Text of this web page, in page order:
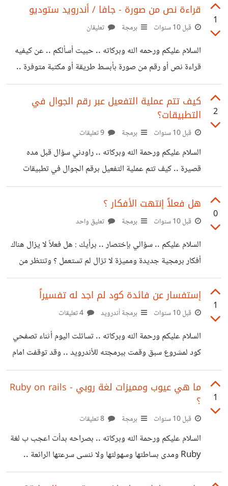
ستواجه من يحاول القيام بهذه الخطوة .. ك مثال وللتشبية فقط
.. ماذا لو حولنا موقع حسوب IO إلى تطبيق على أجهزة الهاتف ..
ستكون الصعوبات عند هذه النقطة .. وهل هي حقاً تستحق
التجربه ؟ أم
1
قراءة نص من صورة - جافا / أندرويد ستوديو
قبل 10 سنوات برمجة تعليقان
السلام عليكم ورحمه الله وبركاته .. حبيت أسألكم .. عن كيفيه
قراءة نص أو رقم من صورة بأبسط طريقة أو مكتبة متوفرة ..
قرأت بعض الشروح الأجنبيه ولكن إنجليزيتي ليست بذاك
المستوى الجيد حتى أفهمها جيداً .. لذا أتمنى منكم إفادتي .. !
2
كيف تتم عملية التفعيل عبر رقم الجوال في
التطبيقات؟
قبل 10 سنوات برمجة
السلام عليكم ورحمة الله وبركاته .. راودني سؤال قبل مده
قصيرة .. كيف تتم عملية التفعيل برقم الجوال في تطبيقات
الجوال .. ك مثال تطبيق تلقرام والواتس اب وبعض المواقع
العربية تتطلب التفعيل عبر الجوال .. وهي تتم عبر إرسال رمز
معين عبر الSMS لرقم الجوال ومن بعدها تدخل هذا الرقم في
؟ وهل هناك رسوم لإرسال رسائل التفعيل للمشتركين؟ أما أنها
خدمه مجانية من نوع ما!
0
هل فعلاً إنتهت الأفكار ؟
قبل 10 سنوات برمجة تعليق واحد
السلام عليكم .. سؤالي بإختصار .. برأيك : هل فعلاً لا يزال هناك
أفكار برمجية جديدة ومميزة لا تزال لم تستعمل ؟ وتنتظر من
يصل إليها وينفذها ؟ أم أن الأفكار النادرة والمميزة أصبح من
الصعب الحصول عليها و هذا سبب تكرار الأفكار في كل مكان ك
مثال متاجر التطبيقات .. أبحث وستجد الكثير والكثير من
ما شابه .. ما رأيك؟
1
إستفسار عن فائدة كود لم اجد له تفسيراً
قبل 10 سنوات برمجة أندرويد
السلام عليكم ورحمة الله وبركاته .. تسائلت اليوم أثناء تصفحي
كود لمشروع سبق وقمت ببرمجته للأندرويد .. وقد توقفت امام
هذا السطر وتسائلت عن فائدته .. بالحقيقه اعلم معظمه لكن
يوجد في آخره شيء لا اعرف ما فائدته ولما يجب ان اترك قيمته
realm.beginTransaction(); // Load data in list
tasksDB_list = realm.allObjects(TasksDB.class); //
initialize adapter adapter = new
1
ما هي عيوب ومميزات لغة روبي - Ruby on rails
؟
قبل 10 سنوات برمجة
السلام عليكم ورحمة الله وبركاته .. بصراحه بدأت اعجب ب لغة
Ruby ومدى بساطتها وسهولتها ولا ننسى سرعتها الرائعة ..
خصوصا إذا كنت تريد انجاز مشروع بسيط بوقت قصير .. لكني